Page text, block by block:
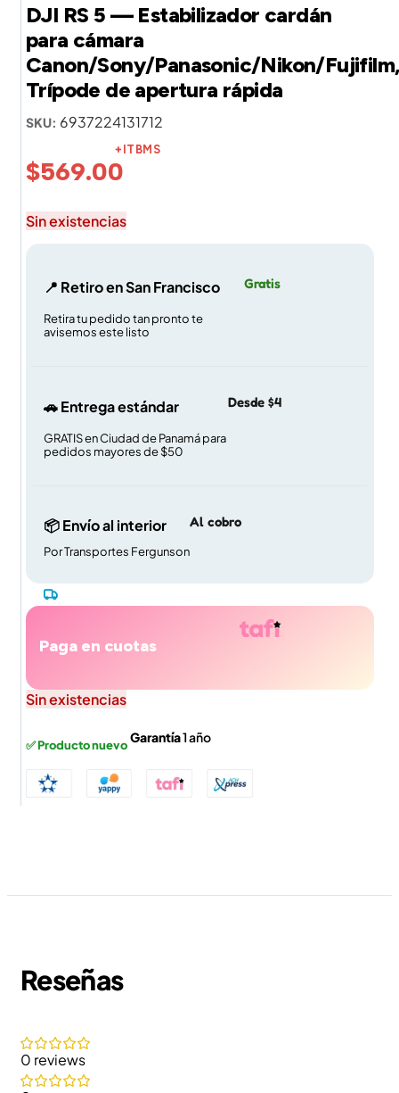
DJI RS 5 — Estabilizador cardán
para cámara
Canon/Sony/Panasonic/Nikon/
Trípode de apertura rápida
SKU: 6937224131712
$569.00
+ITBMS
Sin existencias
📍 Retiro en San Francisco
Retira tu pedido tan pronto te
avisemos este listo
Gratis
🚗 Entrega estándar
GRATIS en Ciudad de Panamá para
pedidos mayores de $50
Desde $4
📦 Envío al interior
Por Transportes Fergunson
Al cobro
Paga en cuotas
Sin existencias
✅ Producto nuevoGarantía1 año
Reseñas
0 reviews